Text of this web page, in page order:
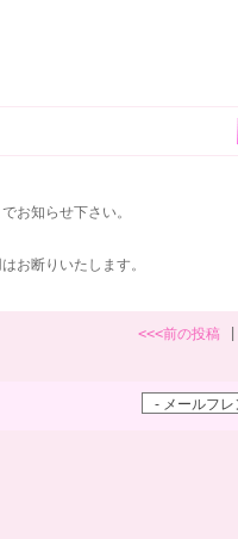
お知らせ下さい。
お断りいたします。
<<<前の投稿